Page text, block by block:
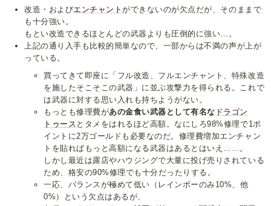
改造・およびエンチャントができないのが欠点だが、そのままで
も十分強い。
もとい改造できるほとんどの武器よりも圧倒的に強い…。
上記の通り入手も比較的簡単なので、一部からは不満の声が上が
っている。
買ってきて即座に「フル改造、フルエンチャント、特殊改造
を施したそこそこの武器」に並ぶ攻撃力を得られる。これで
は武器に対する思い入れも持ちようがない。
もっとも修理費があの金食い武器として有名な ドラゴン
トゥース とタメをはれるほど高額。なにしろ98%修理で1ポ
イントに2万ゴールドも必要なのだ。修理費増加エンチャン
トを貼ればもっと高額になる武器はあるとはいえ……。
しかし最近は露店やハウジングで大量に投げ売りされている
ため、格安の90%修理でも十分だったりする。
一応、バランスが極めて低い（レインボーのみ10%、他
0%）という欠点はあるが、